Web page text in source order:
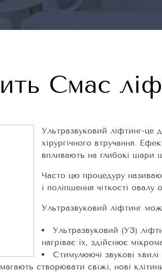
Смас
Ультразвуковий ліфтинг-це
хірургічного втручання.
впливають на глибокі шари
Часто цю процедуру
і поліпшення чіткості овалу
Ультразвуковий ліфтинг
Ультразвуковий (УЗ)
нагріває їх, здійснює
Стимулюючі звукові
створювати свіжі, нові